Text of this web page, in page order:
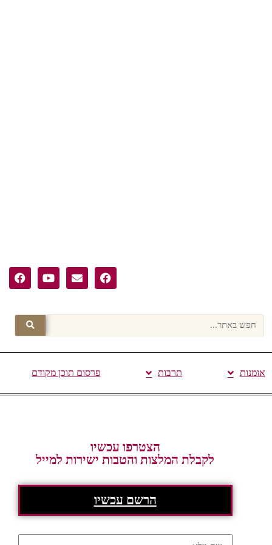
אומנות תרבות פרסום תוכן מקודם
הצטרפו עכשיו
לקבלת המלצות והטבות ישירות למייל
הרשם עכשיו